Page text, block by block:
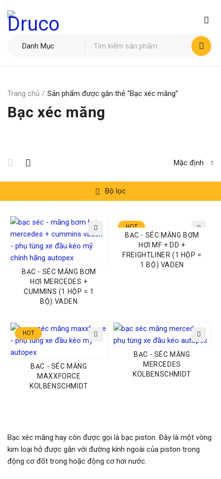
Bạc xéc măng
Trang chủ / Sản phẩm được gắn thẻ “Bạc xéc măng”
Mặc định
Bộ lọc
BẠC - SÉC MĂNG BƠM
HƠI MERCEDES +
CUMMINS (1 HỘP = 1
BỘ) VADEN
HOT
BẠC - SÉC MĂNG BƠM
HƠI MF + DD +
FREIGHTLINER (1 HỘP =
1 BỘ) VADEN
HOT
BẠC - SÉC MĂNG
MAXXFORCE
KOLBENSCHMIDT
BẠC - SÉC MĂNG
MERCEDES
KOLBENSCHMIDT
Bạc xéc măng hay còn được gọi là bạc piston. Đây là một vòng
kim loại hở được gắn với đường kính ngoài của piston trong
động cơ đốt trong hoặc động cơ hơi nước.